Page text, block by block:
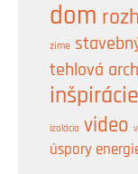
dom
zime
tehlová
inšpirácie
izolácia video
úspory